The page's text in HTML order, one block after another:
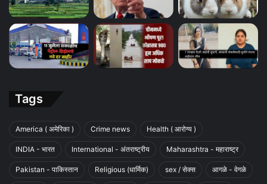
Tags
America ( अमेरिका ) Crime news Health ( आरोग्य )
INDIA - भारत International - अंतराष्ट्रीय Maharashtra - महाराष्ट्र
Pakistan - पाकिस्तान Religious (धार्मिक) sex / सेक्स आगळे - वेगळे